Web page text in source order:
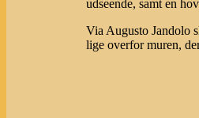
udseende, samt en
Via Augusto Jandolo
lige overfor muren,